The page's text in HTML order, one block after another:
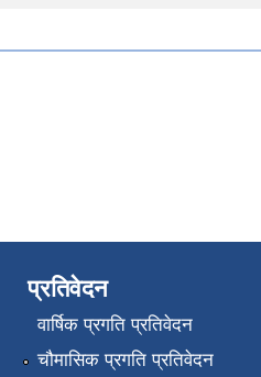
प्रतिवेदन
वार्षिक प्रगति प्रतिवेदन
चौमासिक प्रगति प्रतिवेदन